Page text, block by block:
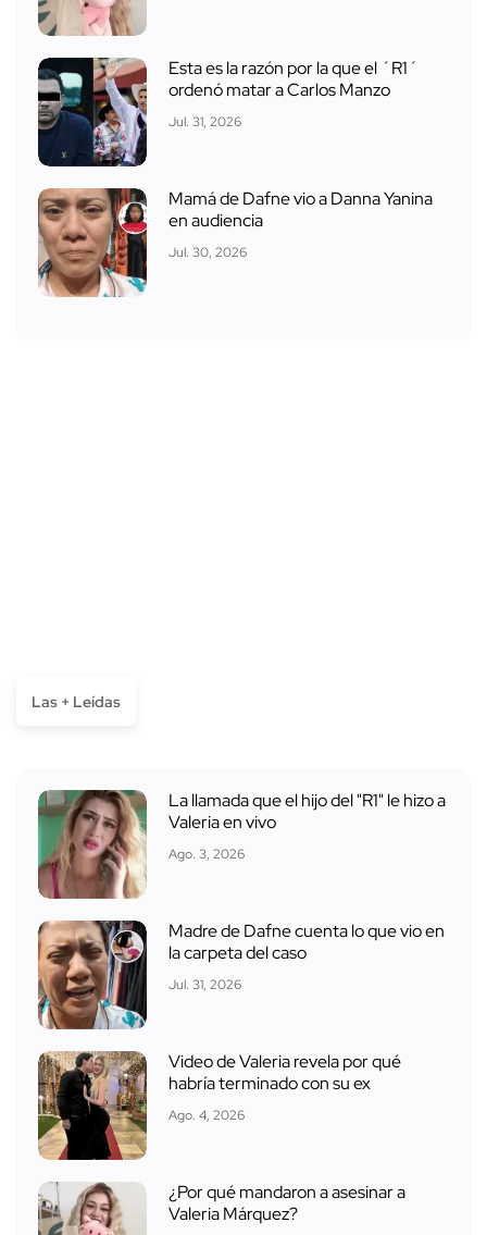
Esta es la razón por la que el ´R1´
ordenó matar a Carlos Manzo
Jul. 31, 2026
Mamá de Dafne vio a Danna Yanina
en audiencia
Jul. 30, 2026
Las + Leídas
La llamada que el hijo del "R1" le hizo a
Valeria en vivo
Ago. 3, 2026
Madre de Dafne cuenta lo que vio en
la carpeta del caso
Jul. 31, 2026
Video de Valeria revela por qué
habría terminado con su ex
Ago. 4, 2026
¿Por qué mandaron a asesinar a
Valeria Márquez?